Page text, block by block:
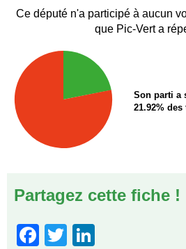
Ce député n'a participé à aucun
que Pic-Vert a
Son parti a
21.92% des
Partagez cette fiche !
Facebook
Twitter